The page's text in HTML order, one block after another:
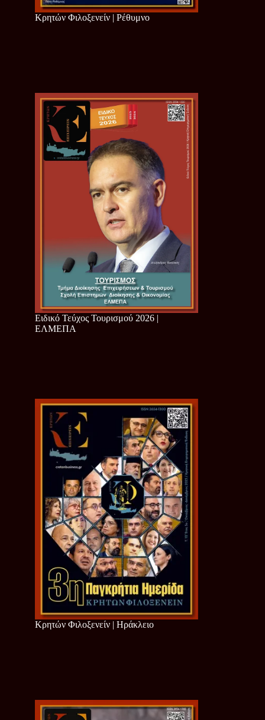
Κρητών Φιλοξενείν | Ρέθυμνο
Ειδικό Τεύχος Τουρισμού 2026 |
ΕΛΜΕΠΑ
Κρητών Φιλοξενείν | Ηράκλειο